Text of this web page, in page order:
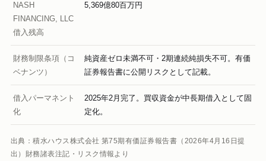
NASH
FINANCING, LLC
借入残高
5,369億80百万円
財務制限条項（コ
ベナンツ）
純資産ゼロ未満不可・2期連続純損失不可。有価
証券報告書に公開リスクとして記載。
借入パーマネント
化
2025年2月完了。買収資金が中長期借入として固
定化。
出典：積水ハウス株式会社 第75期有価証券報告書（2026年4月16日提
出）財務諸表注記・リスク情報より